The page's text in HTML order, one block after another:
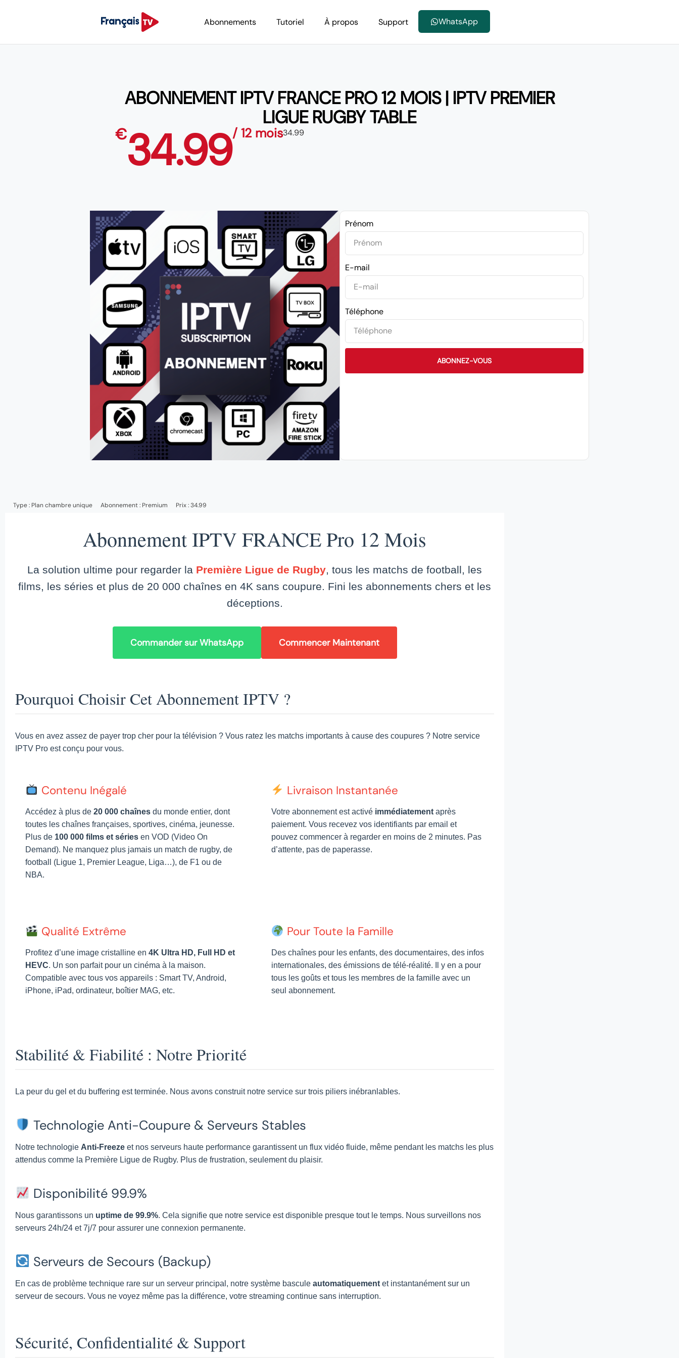
Abonnements Tutoriel À propos Support WhatsApp
ABONNEMENT IPTV FRANCE PRO 12 MOIS | IPTV PREMIER
LIGUE RUGBY TABLE
€34.99/ 12 mois34.99
Prénom
E-mail
Téléphone
ABONNEZ-VOUS
Type : Plan chambre unique Abonnement : Premium Prix : 34.99
Abonnement IPTV FRANCE Pro 12 Mois
La solution ultime pour regarder la Première Ligue de Rugby , tous les matchs de football, les
films, les séries et plus de 20 000 chaînes en 4K sans coupure. Fini les abonnements chers et les
déceptions.
Commander sur WhatsApp Commencer Maintenant
Pourquoi Choisir Cet Abonnement IPTV ?
Vous en avez assez de payer trop cher pour la télévision ? Vous ratez les matchs importants à cause des coupures ? Notre service
IPTV Pro est conçu pour vous.
Contenu Inégalé
Accédez à plus de 20 000 chaînes du monde entier, dont
toutes les chaînes françaises, sportives, cinéma, jeunesse.
Plus de 100 000 films et séries en VOD (Video On
Demand). Ne manquez plus jamais un match de rugby, de
football (Ligue 1, Premier League, Liga…), de F1 ou de
NBA.
Livraison Instantanée
Votre abonnement est activé immédiatementaprès
paiement. Vous recevez vos identifiants par email et
pouvez commencer à regarder en moins de 2 minutes. Pas
d’attente, pas de paperasse.
Qualité Extrême
Profitez d’une image cristalline en 4K Ultra HD, Full HD et
HEVC. Un son parfait pour un cinéma à la maison.
Compatible avec tous vos appareils : Smart TV, Android,
iPhone, iPad, ordinateur, boîtier MAG, etc.
Pour Toute la Famille
Des chaînes pour les enfants, des documentaires, des infos
internationales, des émissions de télé-réalité. Il y en a pour
tous les goûts et tous les membres de la famille avec un
seul abonnement.
Stabilité & Fiabilité : Notre Priorité
La peur du gel et du buffering est terminée. Nous avons construit notre service sur trois piliers inébranlables.
Technologie Anti-Coupure & Serveurs Stables
Notre technologie Anti-Freeze et nos serveurs haute performance garantissent un flux vidéo fluide, même pendant les matchs les plus
attendus comme la Première Ligue de Rugby. Plus de frustration, seulement du plaisir.
Disponibilité 99.9%
Nous garantissons un uptime de 99.9%. Cela signifie que notre service est disponible presque tout le temps. Nous surveillons nos
serveurs 24h/24 et 7j/7 pour assurer une connexion permanente.
Serveurs de Secours (Backup)
En cas de problème technique rare sur un serveur principal, notre système bascule automatiquement et instantanément sur un
serveur de secours. Vous ne voyez même pas la différence, votre streaming continue sans interruption.
Sécurité, Confidentialité & Support